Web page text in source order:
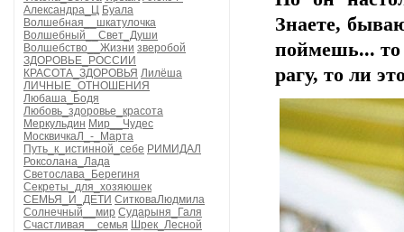
Александра_Ц Буала
Волшебная__шкатулочка
Волшебный__Свет_Души
Волшебство__Жизни зверобой
ЗДОРОВЬЕ_РОССИИ
КРАСОТА_ЗДОРОВЬЯ Лилёша
ЛИЧНЫЕ_ОТНОШЕНИЯ
Любаша_Бодя
Любовь_здоровье_красота
Меркульдин Мир__Чудес
МосквичкаЛ_-_Марта
Путь_к_истинной_себе РИМИДАЛ
Роксолана_Лада
Светослава_Берегиня
Секреты_для_хозяюшек
СЕМЬЯ_И_ДЕТИ СитковаЛюдмила
Солнечный__мир Сударыня_Галя
Счастливая__семья Шрек_Лесной
Знаете,
поймешь... то
рагу, то ли